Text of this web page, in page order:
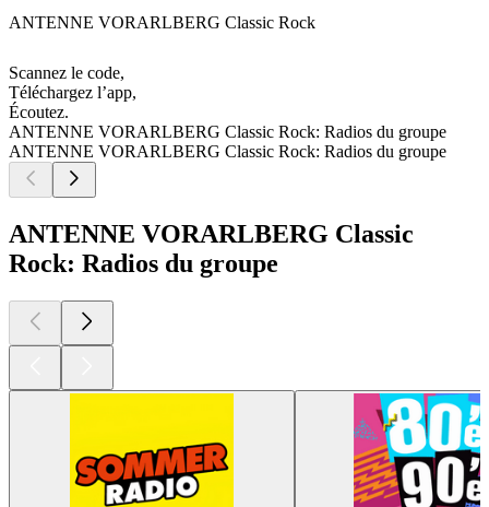
ANTENNE VORARLBERG Classic Rock
Scannez le code,
Téléchargez l’app,
Écoutez.
ANTENNE VORARLBERG Classic Rock: Radios du groupe
ANTENNE VORARLBERG Classic Rock: Radios du groupe
ANTENNE VORARLBERG Classic
Rock: Radios du groupe